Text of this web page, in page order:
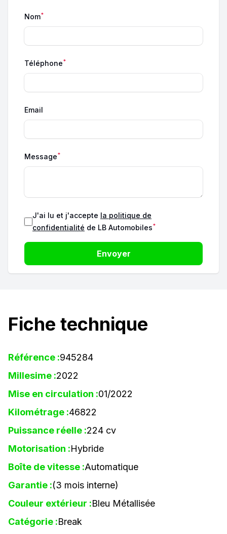
Nom*
Téléphone*
Email
Message*
J'ai lu et j'accepte la politique de
confidentialité de LB Automobiles*
Envoyer
Fiche technique
Référence :945284
Millesime :2022
Mise en circulation :01/2022
Kilométrage :46822
Puissance réelle :224 cv
Motorisation :Hybride
Boîte de vitesse :Automatique
Garantie :(3 mois interne)
Couleur extérieur :Bleu Métallisée
Catégorie :Break